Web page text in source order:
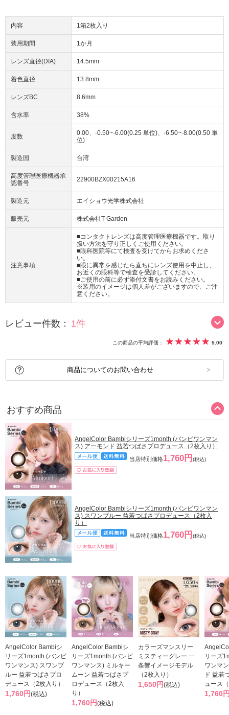
内容 1箱2枚入り
装用期間 1か月
レンズ直径(DIA) 14.5mm
着色直径 13.8mm
レンズBC 8.6mm
含水率 38%
度数
0.00、-0.50~-6.00(0.25 単位)、-6.50~-8.00(0.50 単
位)
製造国 台湾
高度管理医療機器承
認番号
22900BZX00215A16
製造元 エイショウ光学株式会社
販売元 株式会社T-Garden
注意事項
■コンタクトレンズは高度管理医療機器です。取り
扱い方法を守り正しくご使用ください。
■眼科医院等にて検査を受けてからお求めくださ
い。
■眼に異常を感じたら直ちにレンズ使用を中止し、
お近くの眼科等で検査を受診してください。
■ご使用の前に必ず添付文書をお読みください。
※装用のイメージは個人差がございますので、ご注
意ください。
レビュー件数： 1件
この商品の平均評価： 5.00
商品についてのお問い合わせ
おすすめ商品
AngelColor Bambiシリーズ1month (バンビワンマン
ス) アーモンド 益若つばさプロデュース（2枚入り）
当店特別価格1,760円 (税込)
AngelColor Bambiシリーズ1month (バンビワンマン
ス) スワンブルー 益若つばさプロデュース（2枚入
り）
当店特別価格1,760円 (税込)
AngelColor Bambiシ
リーズ1month (バンビ
ワンマンス) スワンブ
ルー 益若つばさプロ
デュース（2枚入り）
1,760円(税込)
AngelColor Bambiシ
リーズ1month (バンビ
ワンマンス) ミルキー
ムーン 益若つばさプ
ロデュース（2枚入
り）
1,760円(税込)
カラーズマンスリー
ミスティーグレー 一
条響イメージモデル
（2枚入り）
1,650円(税込)
リーズ
ワンマ
ド 益若
ュース
1,760